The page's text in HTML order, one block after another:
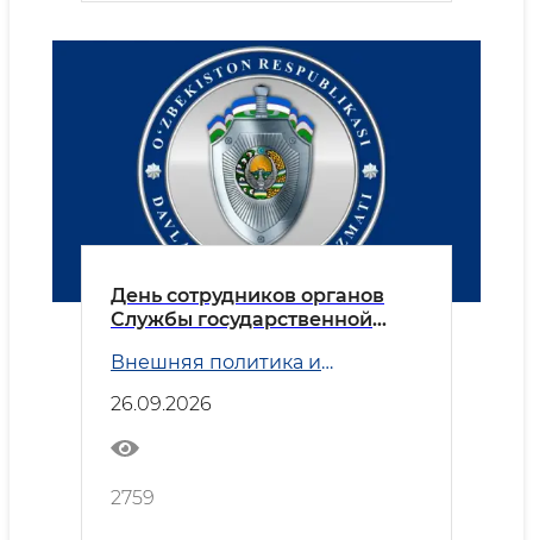
День сотрудников органов
Службы государственной
Внешняя политика и
26.09.2026
2759